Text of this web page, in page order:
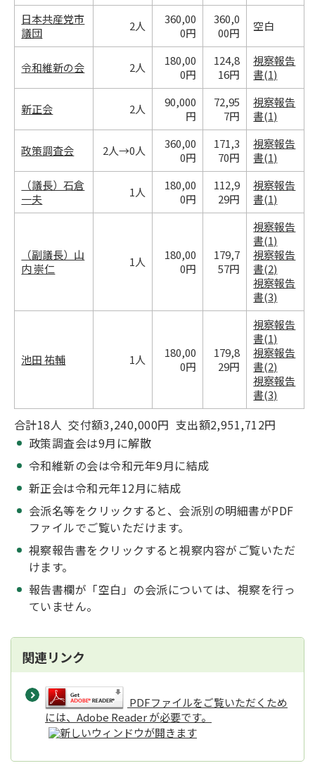
日本共産党市
議団
2人
360,00
0円
360,0
00円
空白
令和維新の会 2人
180,00
0円
124,8
16円
視察報告
書(1)
新正会 2人
90,000
円
72,95
7円
視察報告
書(1)
政策調査会 2人→0人
360,00
0円
171,3
70円
視察報告
書(1)
（議長）石倉
一夫
1人
180,00
0円
112,9
29円
視察報告
書(1)
（副議長）山
内 崇仁
1人
180,00
0円
179,7
57円
視察報告
書(1)
視察報告
書(2)
視察報告
書(3)
池田 祐輔 1人
180,00
0円
179,8
29円
視察報告
書(1)
視察報告
書(2)
視察報告
書(3)
合計18人 交付額3,240,000円 支出額2,951,712円
政策調査会は9月に解散
令和維新の会は令和元年9月に結成
新正会は令和元年12月に結成
会派名等をクリックすると、会派別の明細書がPDF
ファイルでご覧いただけます。
視察報告書をクリックすると視察内容がご覧いただ
けます。
報告書欄が「空白」の会派については、視察を行っ
ていません。
関連リンク
PDFファイルをご覧いただくため
には、Adobe Reader が必要です。